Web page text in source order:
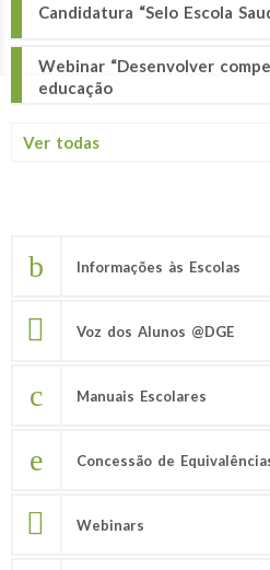
Candidatura “Selo Escola
Webinar “Desenvolver
educação
Ver todas
Informações às Escolas
Voz dos Alunos @DGE
Manuais Escolares
Concessão de
Webinars